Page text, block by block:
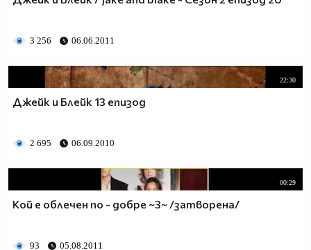
3 256 06.06.2011
22:30
Джейк и Блейк 13 епизод
2 695 06.09.2010
00:29
Кой е облечен по - добре ~3~ /затворена/
93 05.08.2011